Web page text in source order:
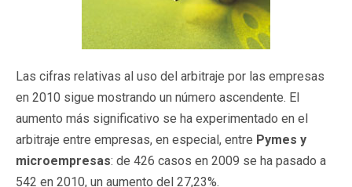
Las cifras relativas al uso del arbitraje por las empresas
en 2010 sigue mostrando un número ascendente. El
aumento más significativo se ha experimentado en el
arbitraje entre empresas, en especial, entre Pymes y
microempresas: de 426 casos en 2009 se ha pasado a
542 en 2010, un aumento del 27,23%.